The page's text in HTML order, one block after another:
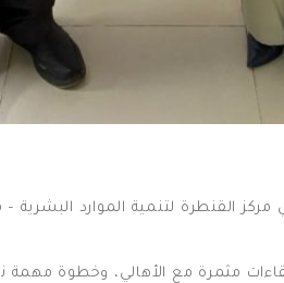
مركز القنطرة لتنمية الموارد
ولقاءات مثمرة مع الأهالي، وخطوة